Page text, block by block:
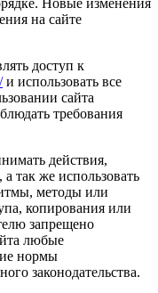
на сайте
доступ к
и использовать все
сайта
требования
действия,
так же использовать
методы или
копирования или
запрещено
любые
нормы
законодательства.